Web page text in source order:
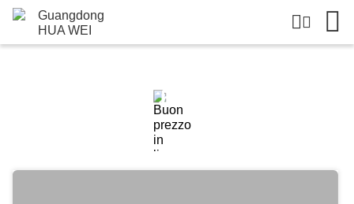
Dettagli Dei Prodotti